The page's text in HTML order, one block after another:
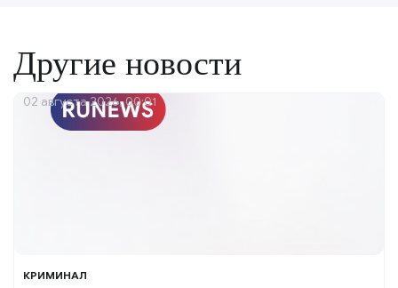
Другие новости
КРИМИНАЛ
02 августа 2026, 00:01